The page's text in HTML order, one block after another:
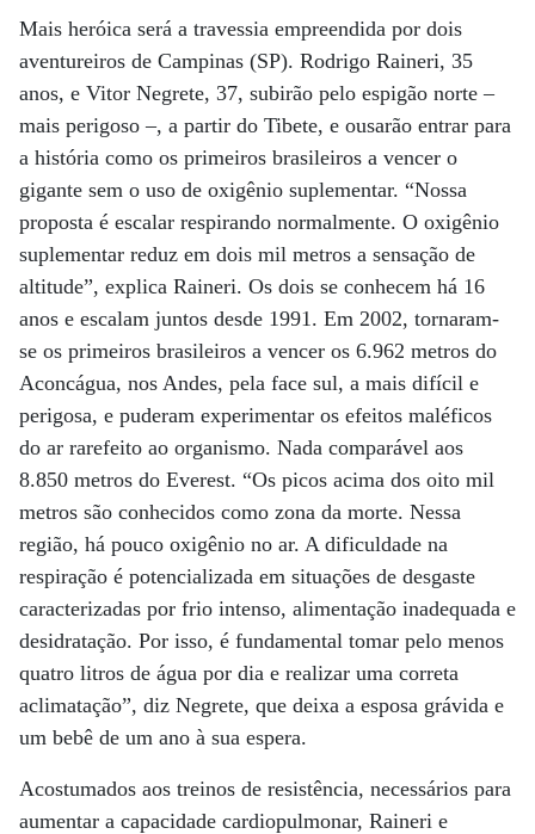
Mais heróica será a travessia empreendida por dois
aventureiros de Campinas (SP). Rodrigo Raineri, 35
anos, e Vitor Negrete, 37, subirão pelo espigão norte –
mais perigoso –, a partir do Tibete, e ousarão entrar para
a história como os primeiros brasileiros a vencer o
gigante sem o uso de oxigênio suplementar. “Nossa
proposta é escalar respirando normalmente. O oxigênio
suplementar reduz em dois mil metros a sensação de
altitude”, explica Raineri. Os dois se conhecem há 16
anos e escalam juntos desde 1991. Em 2002, tornaram-
se os primeiros brasileiros a vencer os 6.962 metros do
Aconcágua, nos Andes, pela face sul, a mais difícil e
perigosa, e puderam experimentar os efeitos maléficos
do ar rarefeito ao organismo. Nada comparável aos
8.850 metros do Everest. “Os picos acima dos oito mil
metros são conhecidos como zona da morte. Nessa
região, há pouco oxigênio no ar. A dificuldade na
respiração é potencializada em situações de desgaste
caracterizadas por frio intenso, alimentação inadequada e
desidratação. Por isso, é fundamental tomar pelo menos
quatro litros de água por dia e realizar uma correta
aclimatação”, diz Negrete, que deixa a esposa grávida e
um bebê de um ano à sua espera.
Acostumados aos treinos de resistência, necessários para
aumentar a capacidade cardiopulmonar, Raineri e